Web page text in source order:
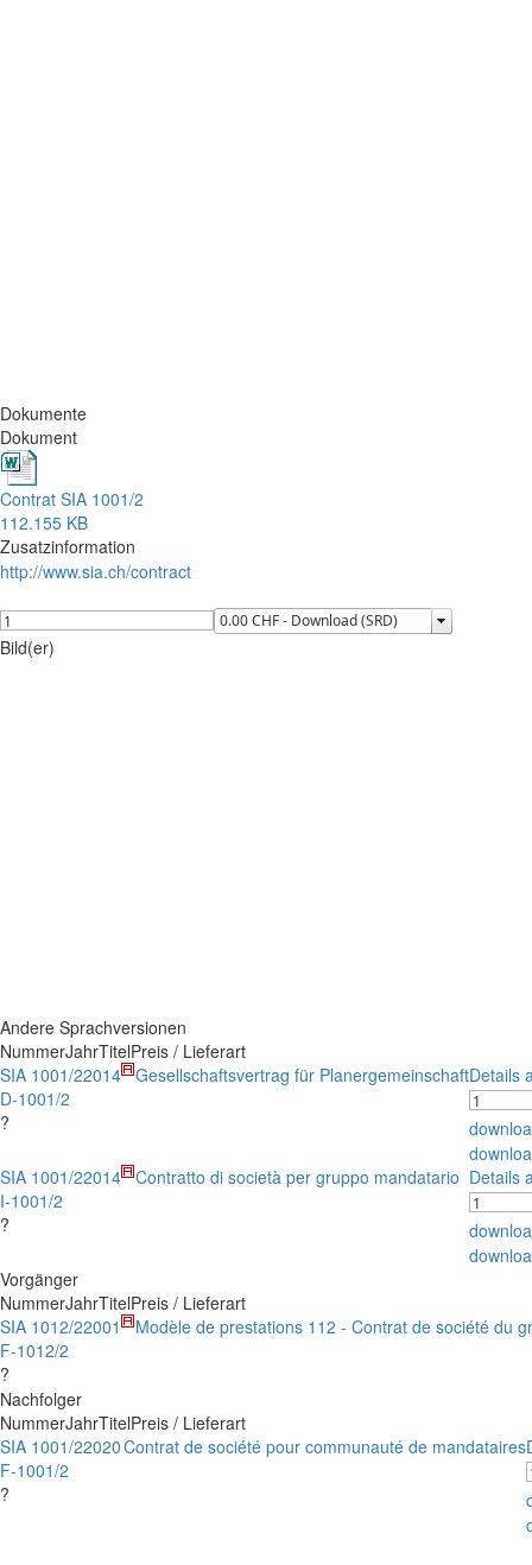
Dokumente
Dokument
Contrat SIA 1001/2
112.155 KB
Zusatzinformation
http://www.sia.ch/contract
Bild(er)
Andere Sprachversionen
NummerJahrTitelPreis / Lieferart
SIA 1001/2
D-1001/2
?
2014 Gesellschaftsvertrag für PlanergemeinschaftDetails
SIA 1001/2
I-1001/2
?
2014 Contratto di società per gruppo mandatario Details
Vorgänger
NummerJahrTitelPreis / Lieferart
SIA 1012/2
F-1012/2
?
2001 Modèle de prestations 112 - Contrat de société du
Nachfolger
NummerJahrTitelPreis / Lieferart
SIA 1001/2
F-1001/2
?
2020Contrat de société pour communauté de mandataires